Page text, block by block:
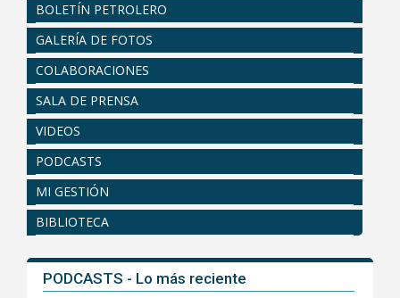
BOLETÍN PETROLERO
GALERÍA DE FOTOS
COLABORACIONES
SALA DE PRENSA
VIDEOS
PODCASTS
MI GESTIÓN
BIBLIOTECA
PODCASTS - Lo más reciente